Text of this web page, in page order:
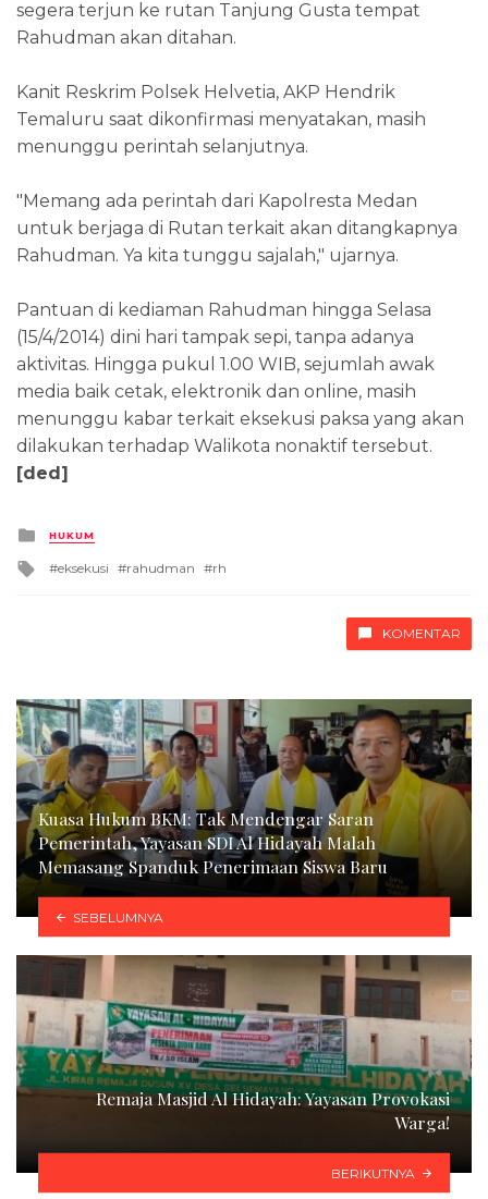
segera terjun ke rutan Tanjung Gusta tempat
Rahudman akan ditahan.
Kanit Reskrim Polsek Helvetia, AKP Hendrik
Temaluru saat dikonfirmasi menyatakan, masih
menunggu perintah selanjutnya.
"Memang ada perintah dari Kapolresta Medan
untuk berjaga di Rutan terkait akan ditangkapnya
Rahudman. Ya kita tunggu sajalah," ujarnya.
Pantuan di kediaman Rahudman hingga Selasa
(15/4/2014) dini hari tampak sepi, tanpa adanya
aktivitas. Hingga pukul 1.00 WIB, sejumlah awak
media baik cetak, elektronik dan online, masih
menunggu kabar terkait eksekusi paksa yang akan
dilakukan terhadap Walikota nonaktif tersebut.
[ded]
Posted
in
HUKUM
Tagged
eksekusi rahudman rh
KOMENTAR
Kuasa Hukum BKM: Tak Mendengar Saran
Pemerintah, Yayasan SDI Al Hidayah Malah
Memasang Spanduk Penerimaan Siswa Baru
SEBELUMNYA
Remaja Masjid Al Hidayah: Yayasan Provokasi
Warga!
BERIKUTNYA